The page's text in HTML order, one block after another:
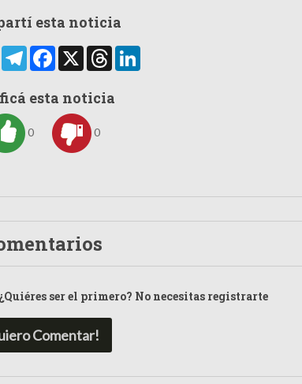
esta noticia
WhatsAppTelegramFacebook
X Threads
esta noticia
0 0
ser el primero? No necesitas registrarte
Comentar!